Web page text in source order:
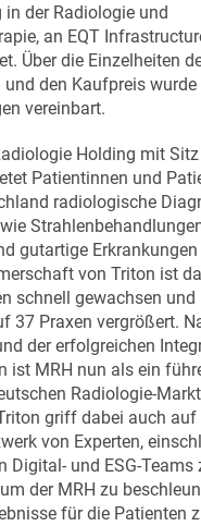
in der Radiologie und
an EQT
Über die Einzelheiten
den Kaufpreis wurde
vereinbart.
Holding mit
Patientinnen und
radiologische
gutartige Erkrankungen
von Triton ist
schnell gewachsen und
37 Praxen vergrößert.
der erfolgreichen
ist MRH nun als ein
Radiologie-Markt
griff dabei auch auf
von Experten,
Digital- und ESG-Teams
der MRH zu
für die Patienten